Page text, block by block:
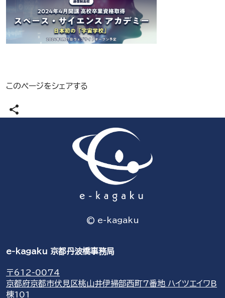
このページをシェアする
share
© e-kagaku
e-kagaku 京都丹波橋事務局
〒612-0074
京都府京都市伏見区桃山井伊掃部西町7番地 ハイツエイワB
棟101